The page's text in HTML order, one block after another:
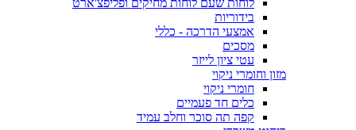
לוחות שעם לוחות מחיקים ופליפצ'ארט
בידוריות
אמצעי הדרכה - כללי
מסכים
עטי ציון לייזר
מזון וחומרי ניקוי
חומרי ניקוי
כלים חד פעמיים
קפה תה סוכר וחלב עמיד